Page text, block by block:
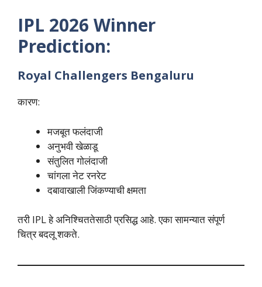
IPL 2026 Winner
Prediction:
Royal Challengers Bengaluru
कारण:
मजबूत फलंदाजी
अनुभवी खेळाडू
संतुलित गोलंदाजी
चांगला नेट रनरेट
दबावाखाली जिंकण्याची क्षमता
तरी IPL हे अनिश्चिततेसाठी प्रसिद्ध आहे. एका सामन्यात संपूर्ण
चित्र बदलू शकते.